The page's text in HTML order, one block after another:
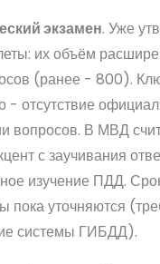
экзамен. Уже
их объём
(ранее - 800).
- отсутствие
вопросов. В МВД
с заучивания
изучение ПДД.
пока уточняются
системы ГИБДД).